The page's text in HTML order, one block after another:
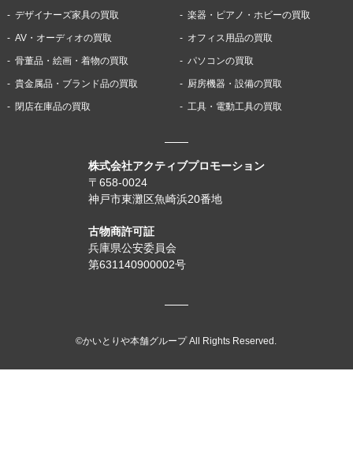
株式会社アクティブプロモーション
〒658-0024
神戸市東灘区魚崎浜20番地
古物商許可証
兵庫県公安委員会
第631140900002号
デザイナーズ家具の買取 楽器・ピアノ・ホビーの買取
AV・オーディオの買取 オフィス用品の買取
骨董品・絵画・着物の買取 パソコンの買取
貴金属品・ブランド品の買取 厨房機器・設備の買取
閉店在庫品の買取 工具・電動工具の買取
©かいとりや本舗グループ All Rights Reserved.